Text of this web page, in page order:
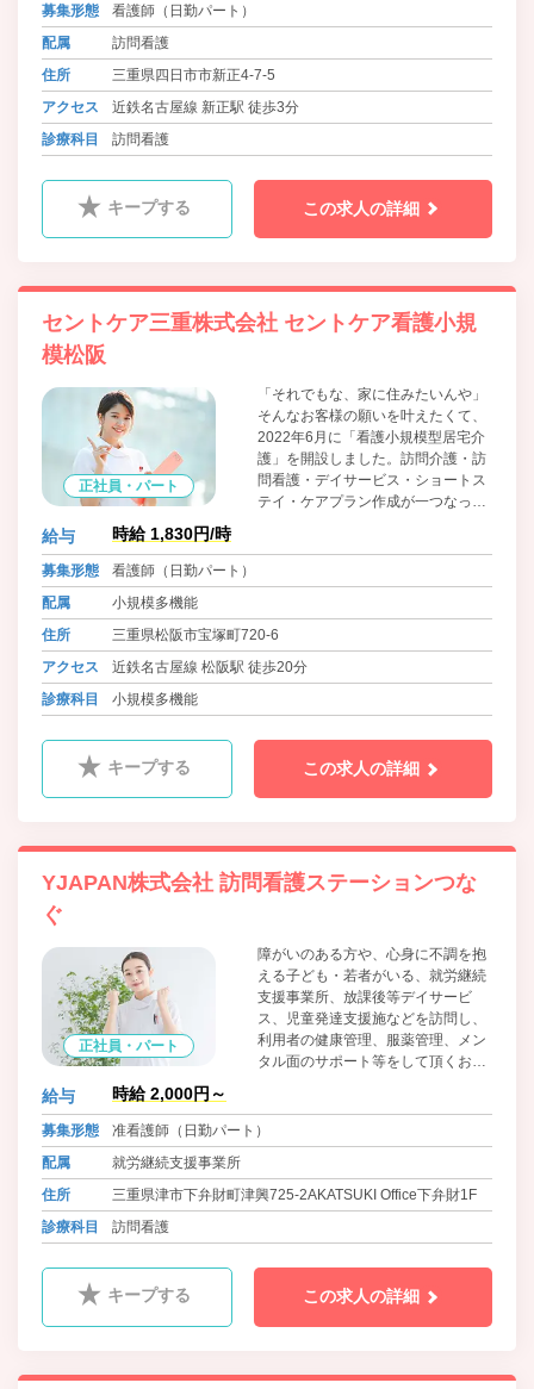
だと考えています。
募集形態
看護師（日勤パート）
配属
訪問看護
住所
三重県四日市市新正4-7-5
アクセス
近鉄名古屋線 新正駅 徒歩3分
診療科目
訪問看護
キープする この求人の詳細
セントケア三重株式会社 セントケア看護小規
模松阪
正社員・パート
「それでもな、家に住みたいんや」
そんなお客様の願いを叶えたくて、
2022年6月に「看護小規模型居宅介
護」を開設しました。訪問介護・訪
問看護・デイサービス・ショートス
テイ・ケアプラン作成が一つなった
活をサポートいたします。
給与 時給 1,830円/時
募集形態
看護師（日勤パート）
配属
小規模多機能
住所
三重県松阪市宝塚町720-6
アクセス
近鉄名古屋線 松阪駅 徒歩20分
診療科目
小規模多機能
キープする この求人の詳細
YJAPAN株式会社 訪問看護ステーションつな
ぐ
正社員・パート
障がいのある方や、心身に不調を抱
える子ども・若者がいる、就労継続
支援事業所、放課後等デイサービ
ス、児童発達支援施などを訪問し、
利用者の健康管理、服薬管理、メン
タル面のサポート等をして頂くお仕
給与 時給 2,000円～
募集形態
准看護師（日勤パート）
配属
就労継続支援事業所
住所
三重県津市下弁財町津興725-2AKATSUKI Office下弁財1F
診療科目
訪問看護
キープする この求人の詳細